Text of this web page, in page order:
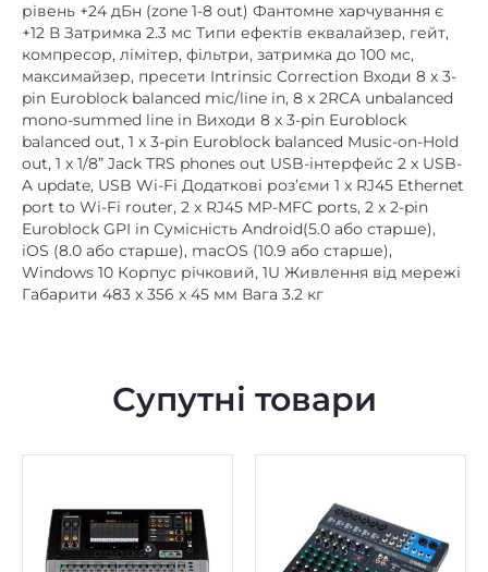
рівень +24 дБн (zone 1-8 out) Фантомне харчування є
+12 В Затримка 2.3 мс Типи ефектів еквалайзер, гейт,
компресор, лімітер, фільтри, затримка до 100 мс,
максимайзер, пресети Intrinsic Correction Входи 8 x 3-
pin Euroblock balanced mic/line in, 8 x 2RCA unbalanced
mono-summed line in Виходи 8 x 3-pin Euroblock
balanced out, 1 x 3-pin Euroblock balanced Music-on-Hold
out, 1 x 1/8” Jack TRS phones out USB-інтерфейс 2 x USB-
A update, USB Wi-Fi Додаткові роз’єми 1 x RJ45 Ethernet
port to Wi-Fi router, 2 x RJ45 MP-MFC ports, 2 x 2-pin
Euroblock GPI in Сумісність Android(5.0 або старше),
iOS (8.0 або старше), macOS (10.9 або старше),
Windows 10 Корпус річковий, 1U Живлення від мережі
Габарити 483 x 356 x 45 мм Вага 3.2 кг
Супутні товари